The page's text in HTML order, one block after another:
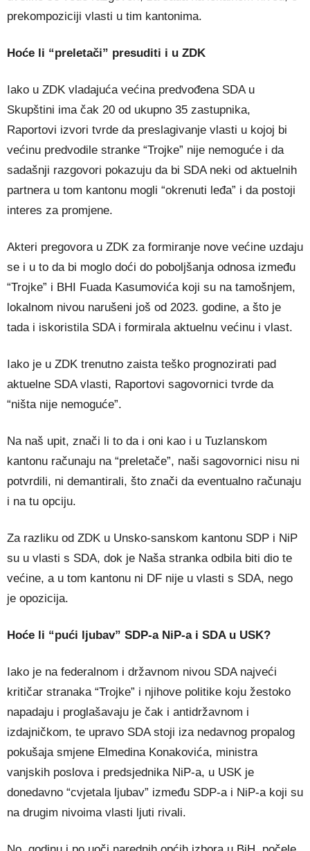
prekompoziciji vlasti u tim kantonima.
Hoće li “preletači” presuditi i u ZDK
Iako u ZDK vladajuća većina predvođena SDA u
Skupštini ima čak 20 od ukupno 35 zastupnika,
Raportovi izvori tvrde da preslagivanje vlasti u kojoj bi
većinu predvodile stranke “Trojke” nije nemoguće i da
sadašnji razgovori pokazuju da bi SDA neki od aktuelnih
partnera u tom kantonu mogli “okrenuti leđa” i da postoji
interes za promjene.
Akteri pregovora u ZDK za formiranje nove većine uzdaju
se i u to da bi moglo doći do poboljšanja odnosa između
“Trojke” i BHI Fuada Kasumovića koji su na tamošnjem,
lokalnom nivou narušeni još od 2023. godine, a što je
tada i iskoristila SDA i formirala aktuelnu većinu i vlast.
Iako je u ZDK trenutno zaista teško prognozirati pad
aktuelne SDA vlasti, Raportovi sagovornici tvrde da
“ništa nije nemoguće”.
Na naš upit, znači li to da i oni kao i u Tuzlanskom
kantonu računaju na “preletače”, naši sagovornici nisu ni
potvrdili, ni demantirali, što znači da eventualno računaju
i na tu opciju.
Za razliku od ZDK u Unsko-sanskom kantonu SDP i NiP
su u vlasti s SDA, dok je Naša stranka odbila biti dio te
većine, a u tom kantonu ni DF nije u vlasti s SDA, nego
je opozicija.
Hoće li “pući ljubav” SDP-a NiP-a i SDA u USK?
Iako je na federalnom i državnom nivou SDA najveći
kritičar stranaka “Trojke” i njihove politike koju žestoko
napadaju i proglašavaju je čak i antidržavnom i
izdajničkom, te upravo SDA stoji iza nedavnog propalog
pokušaja smjene Elmedina Konakovića, ministra
vanjskih poslova i predsjednika NiP-a, u USK je
donedavno “cvjetala ljubav” između SDP-a i NiP-a koji su
na drugim nivoima vlasti ljuti rivali.